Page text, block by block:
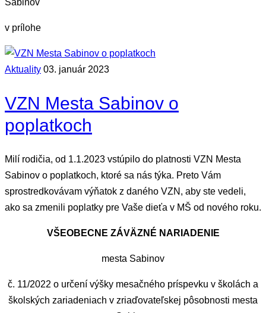
Sabinov
v prílohe
Aktuality 03. január 2023
VZN Mesta Sabinov o
poplatkoch
Milí rodičia, od 1.1.2023 vstúpilo do platnosti VZN Mesta
Sabinov o poplatkoch, ktoré sa nás týka. Preto Vám
sprostredkovávam výňatok z daného VZN, aby ste vedeli,
ako sa zmenili poplatky pre Vaše dieťa v MŠ od nového roku.
VŠEOBECNE ZÁVÄZNÉ NARIADENIE
mesta Sabinov
č. 11/2022 o určení výšky mesačného príspevku v školách a
školských zariadeniach v zriaďovateľskej pôsobnosti mesta